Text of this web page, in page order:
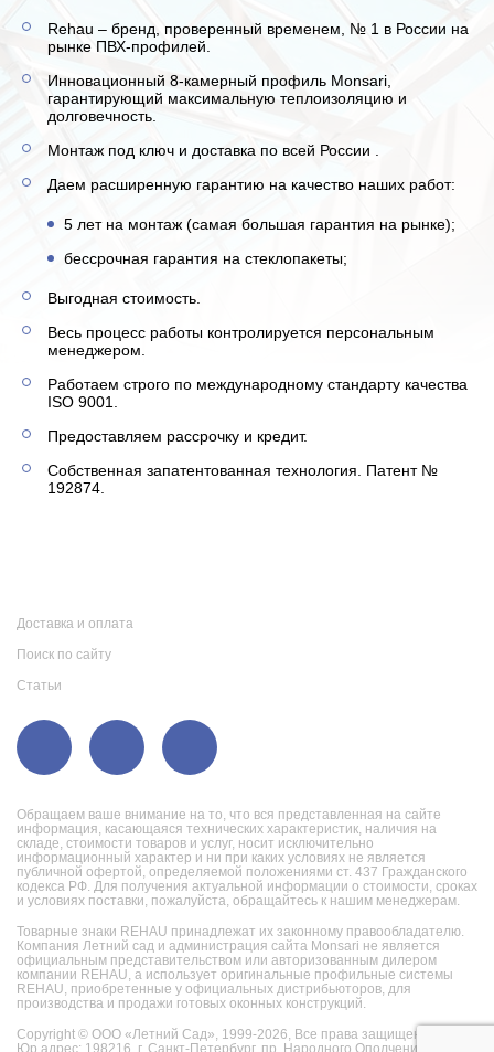
Rehau – бренд, проверенный временем, № 1 в России на
рынке ПВХ-профилей.
Инновационный 8-камерный профиль Monsari,
гарантирующий максимальную теплоизоляцию и
долговечность.
Монтаж под ключ и доставка по всей России .
Даем расширенную гарантию на качество наших работ:
5 лет на монтаж (самая большая гарантия на рынке);
бессрочная гарантия на стеклопакеты;
Выгодная стоимость.
Весь процесс работы контролируется персональным
менеджером.
Работаем строго по международному стандарту качества
ISO 9001.
Предоставляем рассрочку и кредит.
Собственная запатентованная технология. Патент №
192874.
Обращаем ваше внимание на то, что вся представленная на сайте
информация, касающаяся технических характеристик, наличия на
складе, стоимости товаров и услуг, носит исключительно
информационный характер и ни при каких условиях не является
публичной офертой, определяемой положениями ст. 437 Гражданского
кодекса РФ. Для получения актуальной информации о стоимости, сроках
и условиях поставки, пожалуйста, обращайтесь к нашим менеджерам.
Товарные знаки REHAU принадлежат их законному правообладателю.
Компания Летний сад и администрация сайта Monsari не является
официальным представительством или авторизованным дилером
компании REHAU, а использует оригинальные профильные системы
REHAU, приобретенные у официальных дистрибьюторов, для
производства и продажи готовых оконных конструкций.
Copyright © ООО «Летний Сад», 1999-2026, Все права защищены.
Юр.адрес: 198216, г. Санкт-Петербург, пр. Народного Ополчения, д.10,
Доставка и оплата
Поиск по сайту
Статьи